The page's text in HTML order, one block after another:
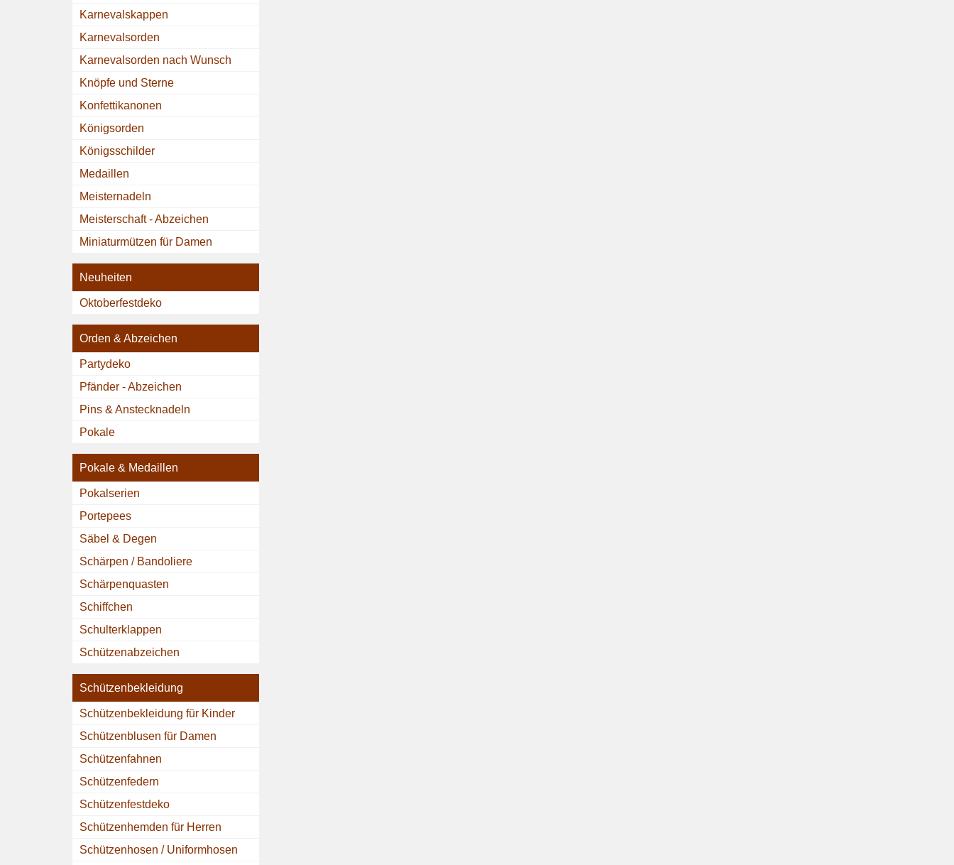
Karnevalskappen
Karnevalsorden
Karnevalsorden nach Wunsch
Knöpfe und Sterne
Konfettikanonen
Königsorden
Königsschilder
Medaillen
Meisternadeln
Meisterschaft - Abzeichen
Miniaturmützen für Damen
Neuheiten
Oktoberfestdeko
Orden & Abzeichen
Partydeko
Pfänder - Abzeichen
Pins & Anstecknadeln
Pokale
Pokale & Medaillen
Pokalserien
Portepees
Säbel & Degen
Schärpen / Bandoliere
Schärpenquasten
Schiffchen
Schulterklappen
Schützenabzeichen
Schützenbekleidung
Schützenbekleidung für Kinder
Schützenblusen für Damen
Schützenfahnen
Schützenfedern
Schützenfestdeko
Schützenhemden für Herren
Schützenhosen / Uniformhosen